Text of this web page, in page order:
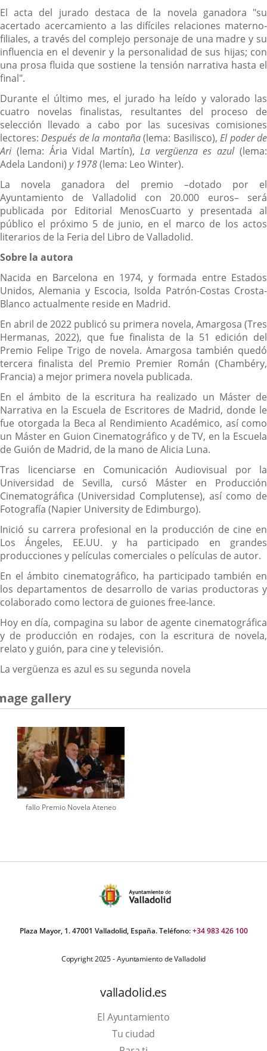
El acta del jurado destaca de la novela ganadora "su
acertado acercamiento a las difíciles relaciones materno-
filiales, a través del complejo personaje de una madre y su
influencia en el devenir y la personalidad de sus hijas; con
una prosa fluida que sostiene la tensión narrativa hasta el
final".
Durante el último mes, el jurado ha leído y valorado las
cuatro novelas finalistas, resultantes del proceso de
selección llevado a cabo por las sucesivas comisiones
lectores:Después de la montaña(lema: Basilisco), El poder de
Ari (lema: Ária Vidal Martín), La vergüenza es azul(lema:
Adela Landoni) y 1978(lema: Leo Winter).
La novela ganadora del premio –dotado por el
Ayuntamiento de Valladolid con 20.000 euros– será
publicada por Editorial MenosCuarto y presentada al
público el próximo 5 de junio, en el marco de los actos
literarios de la Feria del Libro de Valladolid.
Sobre la autora
Nacida en Barcelona en 1974, y formada entre Estados
Unidos, Alemania y Escocia, Isolda Patrón-Costas Crosta-
Blanco actualmente reside en Madrid.
En abril de 2022 publicó su primera novela, Amargosa (Tres
Hermanas, 2022), que fue finalista de la 51 edición del
Premio Felipe Trigo de novela. Amargosa también quedó
tercera finalista del Premio Premier Román (Chambéry,
Francia) a mejor primera novela publicada.
En el ámbito de la escritura ha realizado un Máster de
Narrativa en la Escuela de Escritores de Madrid, donde le
fue otorgada la Beca al Rendimiento Académico, así como
un Máster en Guion Cinematográfico y de TV, en la Escuela
de Guión de Madrid, de la mano de Alicia Luna.
Tras licenciarse en Comunicación Audiovisual por la
Universidad de Sevilla, cursó Máster en Producción
Cinematográfica (Universidad Complutense), así como de
Fotografía (Napier University de Edimburgo).
Inició su carrera profesional en la producción de cine en
Los Ángeles, EE.UU. y ha participado en grandes
producciones y películas comerciales o películas de autor.
En el ámbito cinematográfico, ha participado también en
los departamentos de desarrollo de varias productoras y
colaborado como lectora de guiones free-lance.
Hoy en día, compagina su labor de agente cinematográfica
y de producción en rodajes, con la escritura de novela,
relato y guión, para cine y televisión.
La vergüenza es azul es su segunda novela
gallery
fallo Premio Novela Ateneo
Plaza Mayor, 1. 47001 Valladolid, España. Teléfono:+34 983 426 100
Copyright 2025 - Ayuntamiento de Valladolid
valladolid.es
El Ayuntamiento
Tu ciudad